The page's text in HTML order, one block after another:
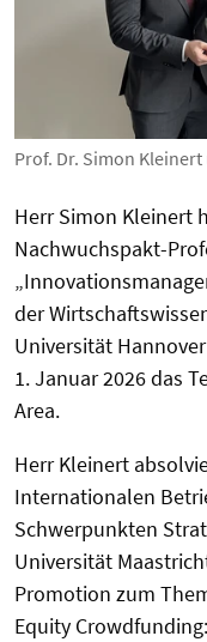
Prof. Dr. Simon
Herr Simon Kleinert
Nachwuchspakt-
der
Universität
1. Januar 2026 das
Area.
Herr Kleinert
Internationalen
Schwerpunkten
Universität
Promotion zum
Equity